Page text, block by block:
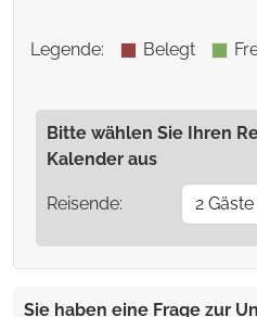
Legende: Belegt
Bitte wählen Sie Ihren
Kalender aus
Reisende: 2 Gäste
Sie haben eine Frage zur